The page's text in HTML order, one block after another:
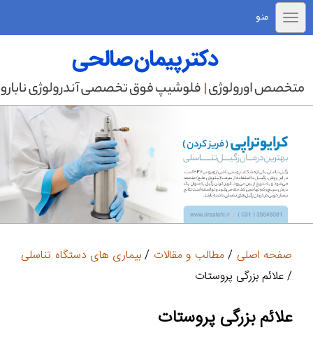
منو
صفحه اصلی /مطالب و مقالات /بیماری های دستگاه تناسلی
/ علائم بزرگی پروستات
علائم بزرگی پروستات